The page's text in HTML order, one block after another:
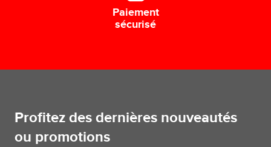
Paiement
sécurisé
Profitez des dernières nouveautés
ou promotions